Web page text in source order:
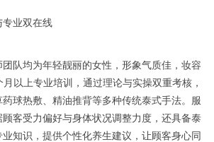
业双在线
均为年轻靓丽的女性，形象气质佳，妆容
以上专业培训，通过理论与实操双重考核，
球热敷、精油推背等多种传统泰式手法。服
客受力偏好与身体状况调整力度，还具备泰
知识，提供个性化养生建议，让顾客身心同